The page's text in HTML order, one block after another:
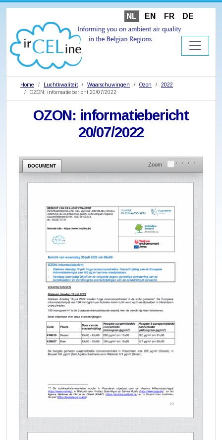
NL EN FR DE
Home Luchtkwaliteit Waarschuwingen Ozon
2022
OZON: informatiebericht 20/07/2022
OZON: informatiebericht
20/07/2022
DOCUMENT Zoom